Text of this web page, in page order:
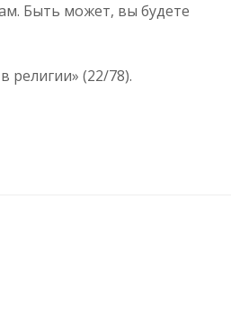
Быть может, вы будете
религии» (22/78).